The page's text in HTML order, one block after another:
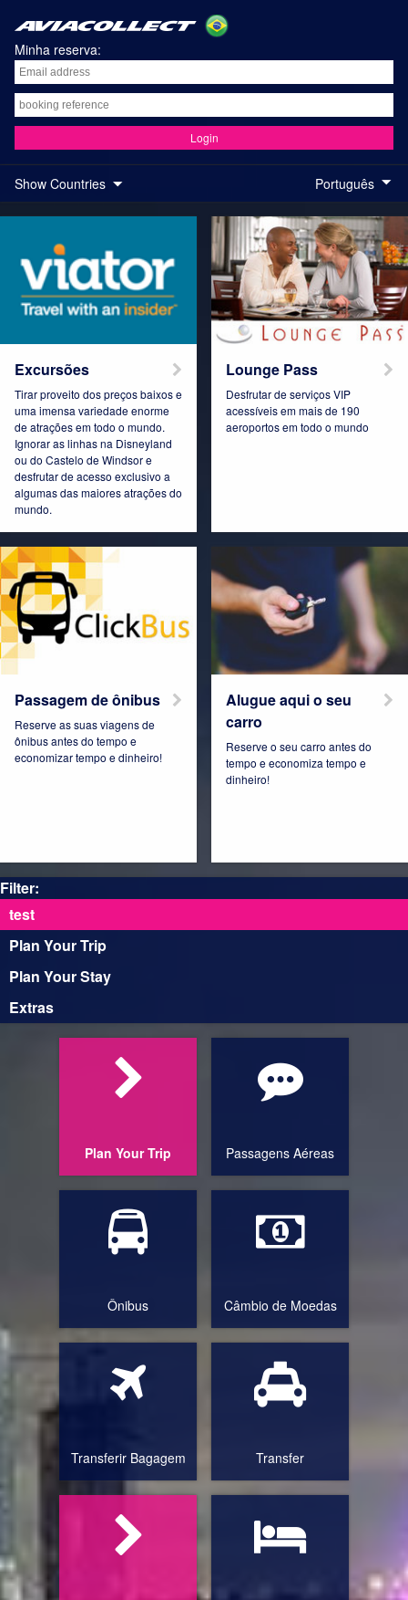
Minha reserva:
Login
Show Countries
Austria Belgium
Connect Pro
Denmark
France
Germany Hungary
Kazakhstan
Netherlands
Poland Russia Moscow
Russia St Petersburg Sweden
Português
Excursões
Tirar proveito dos preços baixos e
uma imensa variedade enorme
de atrações em todo o mundo.
Ignorar as linhas na Disneyland
ou do Castelo de Windsor e
desfrutar de acesso exclusivo a
algumas das maiores atrações do
mundo.
Lounge Pass
Desfrutar de serviços VIP
acessíveis em mais de 190
aeroportos em todo o mundo
Passagem de ônibus
Reserve as suas viagens de
ônibus antes do tempo e
economizar tempo e dinheiro!
Alugue aqui o seu
carro
Reserve o seu carro antes do
tempo e economiza tempo e
dinheiro!
Filter:
test
Plan Your Trip
Plan Your Stay
Extras
Plan Your Trip Passagens Aéreas
Ônibus Câmbio de Moedas
Transferir Bagagem Transfer